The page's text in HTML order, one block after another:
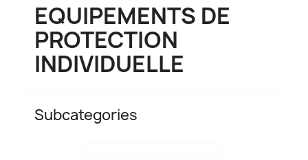
EQUIPEMENTS DE
PROTECTION
INDIVIDUELLE
Subcategories